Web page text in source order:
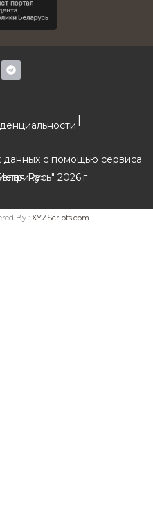
T
e
l
a
m
с помощью сервиса
Русь" 2026.г
By : XYZScripts.com